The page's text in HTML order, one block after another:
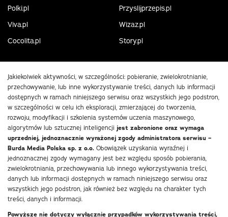
Polki.pl
Przyslijprzepis.pl
Viva.pl
Wizaz.pl
Cocolita.pl
Story.pl
Jakiekolwiek aktywności, w szczególności: pobieranie, zwielokrotnianie,
przechowywanie, lub inne wykorzystywanie treści, danych lub informacji
dostępnych w ramach niniejszego serwisu oraz wszystkich jego podstron,
w szczególności w celu ich eksploracji, zmierzającej do tworzenia,
rozwoju, modyfikacji i szkolenia systemów uczenia maszynowego,
algorytmów lub sztucznej inteligencji jest zabronione oraz wymaga
uprzedniej, jednoznacznie wyrażonej zgody administratora serwisu –
Burda Media Polska sp. z o.o. Obowiązek uzyskania wyraźnej i
jednoznacznej zgody wymagany jest bez względu sposób pobierania,
zwielokrotniania, przechowywania lub innego wykorzystywania treści,
danych lub informacji dostępnych w ramach niniejszego serwisu oraz
wszystkich jego podstron, jak również bez względu na charakter tych
treści, danych i informacji.
Powyższe nie dotyczy wyłącznie przypadków wykorzystywania treści,